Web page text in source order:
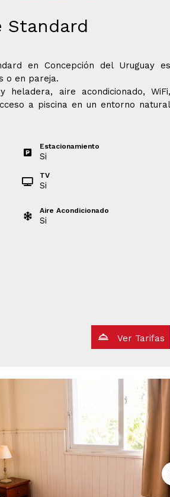
Standard
en Concepción del Uruguay es
o en pareja.
heladera, aire acondicionado, WiFi,
a piscina en un entorno natural
Estacionamiento
Si
TV
Si
Aire Acondicionado
Si
Ver Tarifas